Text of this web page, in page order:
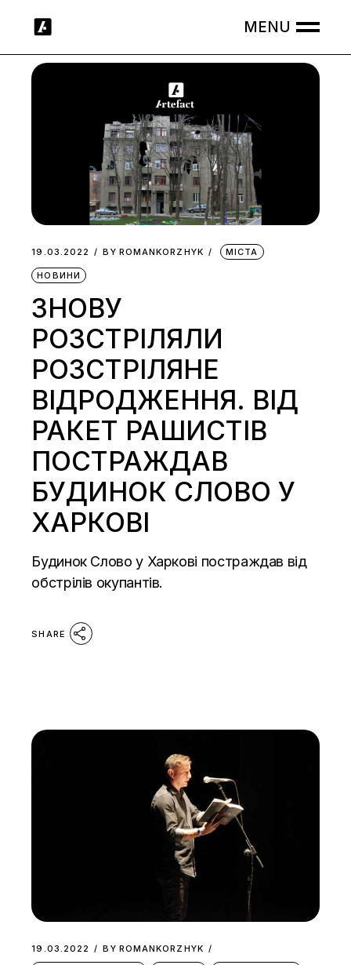
19.03.2022 BY ROMANKORZHYK МІСТА
НОВИНИ
ЗНОВУ
РОЗСТРІЛЯЛИ
РОЗСТРІЛЯНЕ
ВІДРОДЖЕННЯ. ВІД
РАКЕТ РАШИСТІВ
ПОСТРАЖДАВ
БУДИНОК СЛОВО У
ХАРКОВІ
Будинок Слово у Харкові постраждав від
обстрілів окупантів.
SHARE
19.03.2022 BY ROMANKORZHYK